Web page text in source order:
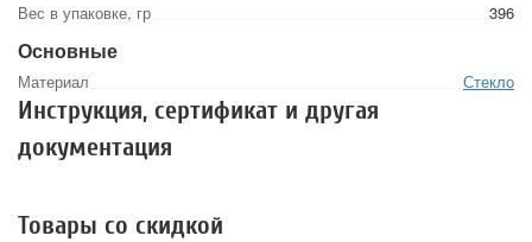
Вес в упаковке, гр
396
Основные
Материал Стекло
Инструкция, сертификат и другая
документация
Товары со скидкой